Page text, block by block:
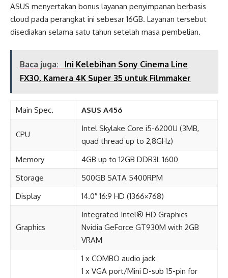
ASUS menyertakan bonus layanan penyimpanan berbasis
cloud pada perangkat ini sebesar 16GB. Layanan tersebut
disediakan selama satu tahun setelah masa pembelian.
Baca juga:
Ini Kelebihan Sony Cinema Line
FX30, Kamera 4K Super 35 untuk Filmmaker
Main Spec. ASUS A456
CPU
Intel Skylake Core i5-6200U (3MB,
quad thread up to 2,8GHz)
Memory
4GB up to 12GB DDR3L 1600
Storage
500GB SATA 5400RPM
Display
14.0″ 16:9 HD (1366×768)
Graphics
Integrated Intel® HD Graphics
Nvidia GeForce GT930M with 2GB
VRAM
1 x COMBO audio jack
1 x VGA port/Mini D-sub 15-pin for